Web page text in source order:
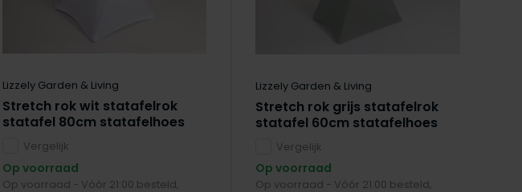
Lizzely Garden & Living
Stretch rok wit statafelrok
statafel 80cm statafelhoes
Vergelijk
Op voorraad
Op voorraad - Vóór 21:00 besteld,
Lizzely Garden & Living
Stretch rok grijs statafelrok
statafel 60cm statafelhoes
Vergelijk
Op voorraad
Op voorraad - Vóór 21:00 besteld,